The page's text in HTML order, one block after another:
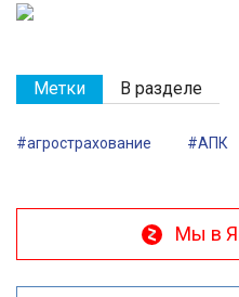
Метки В разделе
#агрострахование #АПК
Мы в